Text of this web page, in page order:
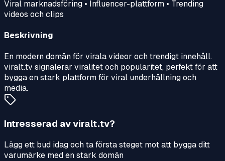
Viral marknadsföring • Influencer-plattform • Trending
videos och clips
Beskrivning
En modern domän för virala videor och trendigt innehåll.
viralt.tv signalerar viralitet och popularitet, perfekt för att
bygga en stark plattform för viral underhållning och
media.
Intresserad avviralt.tv?
Lägg ett bud idag och ta första steget mot att bygga ditt
varumärke med en stark domän